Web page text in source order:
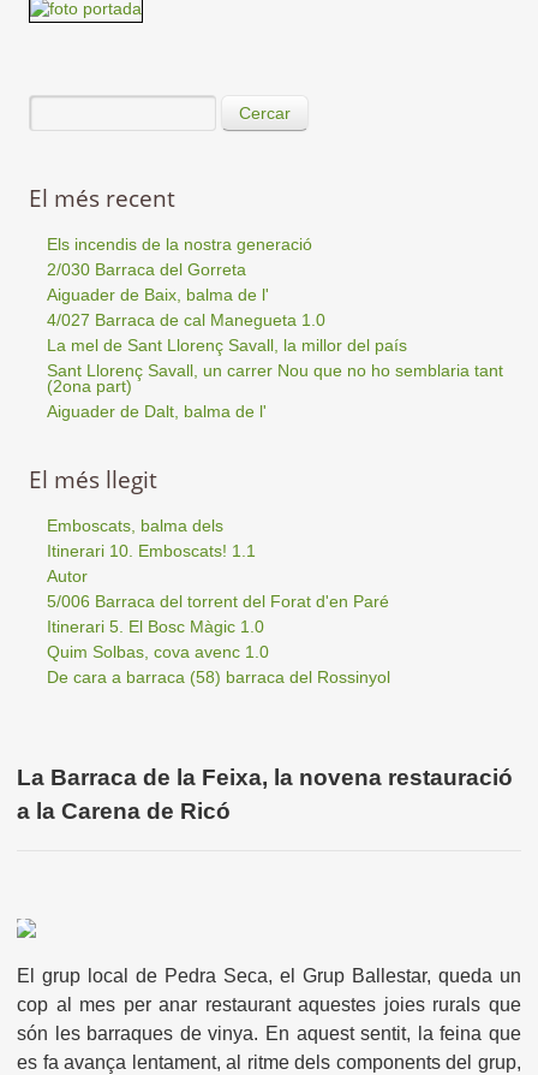
Cercar
El més recent
Els incendis de la nostra generació
2/030 Barraca del Gorreta
Aiguader de Baix, balma de l'
4/027 Barraca de cal Manegueta 1.0
La mel de Sant Llorenç Savall, la millor del país
Sant Llorenç Savall, un carrer Nou que no ho semblaria tant
(2ona part)
Aiguader de Dalt, balma de l'
El més llegit
Emboscats, balma dels
Itinerari 10. Emboscats! 1.1
Autor
5/006 Barraca del torrent del Forat d'en Paré
Itinerari 5. El Bosc Màgic 1.0
Quim Solbas, cova avenc 1.0
De cara a barraca (58) barraca del Rossinyol
La Barraca de la Feixa, la novena restauració
a la Carena de Ricó
El grup local de Pedra Seca, el Grup Ballestar, queda un
cop al mes per anar restaurant aquestes joies rurals que
són les barraques de vinya. En aquest sentit, la feina que
es fa avança lentament, al ritme dels components del grup,